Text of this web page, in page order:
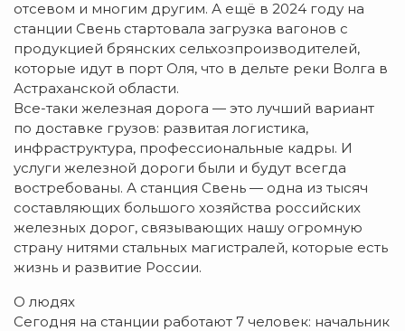
отсевом и многим другим. А ещё в 2024 году на
станции Свень стартовала загрузка вагонов с
продукцией брянских сельхозпроизводителей,
которые идут в порт Оля, что в дельте реки Волга в
Астраханской области.
Все-таки железная дорога — это лучший вариант
по доставке грузов: развитая логистика,
инфраструктура, профессиональные кадры. И
услуги железной дороги были и будут всегда
востребованы. А станция Свень — одна из тысяч
составляющих большого хозяйства российских
железных дорог, связывающих нашу огромную
страну нитями стальных магистралей, которые есть
жизнь и развитие России.
О людях
Сегодня на станции работают 7 человек: начальник